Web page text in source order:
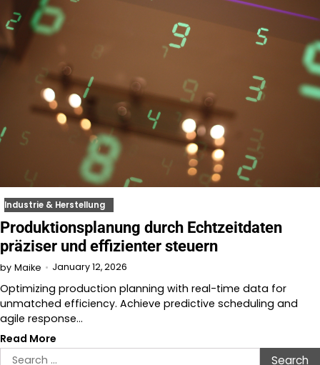
Industrie & Herstellung
Produktionsplanung durch Echtzeitdaten
präziser und effizienter steuern
by Maike January 12, 2026
Optimizing production planning with real-time data for
unmatched efficiency. Achieve predictive scheduling and
agile response…
Read More
Search